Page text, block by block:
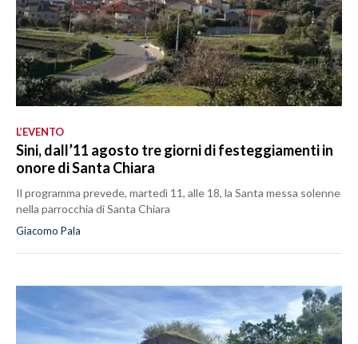
L’EVENTO
Sini, dall’11 agosto tre giorni di festeggiamenti in
onore di Santa Chiara
Il programma prevede, martedì 11, alle 18, la Santa messa solenne
nella parrocchia di Santa Chiara
Giacomo Pala